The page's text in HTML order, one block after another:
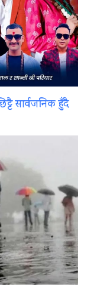
सार्वजनिक हुँदै